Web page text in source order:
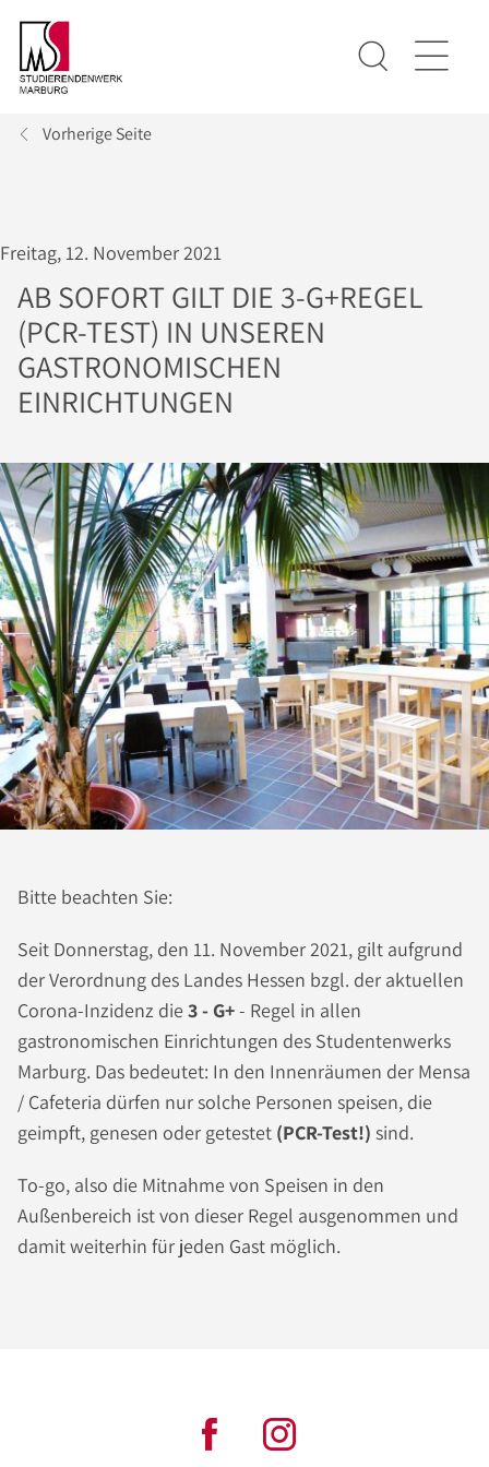
Vorherige Seite
Freitag, 12. November 2021
AB SOFORT GILT DIE 3-G+REGEL
(PCR-TEST) IN UNSEREN
GASTRONOMISCHEN
EINRICHTUNGEN
Bitte beachten Sie:
Seit Donnerstag, den 11. November 2021, gilt aufgrund
der Verordnung des Landes Hessen bzgl. der aktuellen
Corona-Inzidenz die3 - G+- Regel in allen
gastronomischen Einrichtungen des Studentenwerks
Marburg. Das bedeutet: In den Innenräumen der Mensa
/ Cafeteria dürfen nur solche Personen speisen, die
geimpft, genesen oder getestet (PCR-Test!) sind.
To-go, also die Mitnahme von Speisen in den
Außenbereich ist von dieser Regel ausgenommen und
damit weiterhin für jeden Gast möglich.